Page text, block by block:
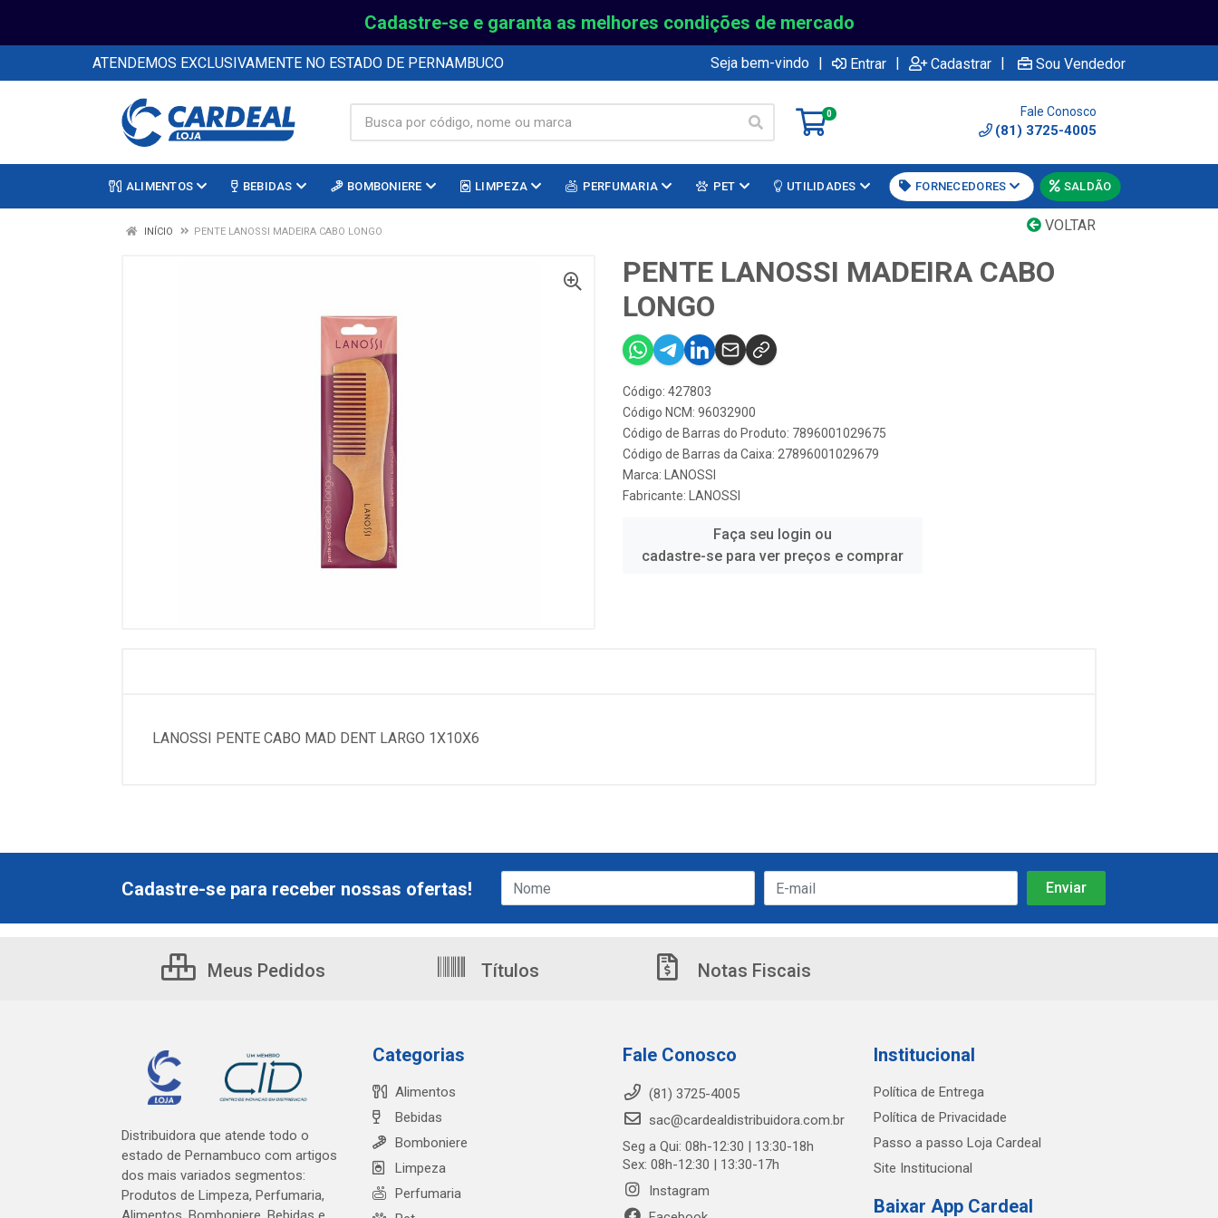
Cadastre-se e garanta as melhores condições de mercado
ATENDEMOS EXCLUSIVAMENTE NO ESTADO DE PERNAMBUCO Seja bem-vindo | Entrar | Cadastrar | Sou Vendedor
0 Fale Conosco
(81) 3725-4005
ALIMENTOS BEBIDAS BOMBONIERE LIMPEZA PERFUMARIA PET UTILIDADES FORNECEDORES SALDÃO
VOLTAR
INÍCIO PENTE LANOSSI MADEIRA CABO LONGO
PENTE LANOSSI MADEIRA CABO
LONGO
Código: 427803
Código NCM: 96032900
Código de Barras do Produto: 7896001029675
Código de Barras da Caixa: 27896001029679
Marca:
LANOSSI
Fabricante:
LANOSSI
Faça seu login ou
cadastre-se para ver preços e comprar
LANOSSI PENTE CABO MAD DENT LARGO 1X10X6
Cadastre-se para receber nossas ofertas!
Meus Pedidos Títulos Notas Fiscais
Distribuidora que atende todo o
estado de Pernambuco com artigos
dos mais variados segmentos:
Produtos de Limpeza, Perfumaria,
Categorias
Alimentos
Bebidas
Bomboniere
Limpeza
Perfumaria
Fale Conosco
(81) 3725-4005
sac@cardealdistribuidora.com.br
Seg a Qui: 08h-12:30 | 13:30-18h
Sex: 08h-12:30 | 13:30-17h
Instagram
Institucional
Política de Entrega
Política de Privacidade
Passo a passo Loja Cardeal
Site Institucional
Baixar App Cardeal